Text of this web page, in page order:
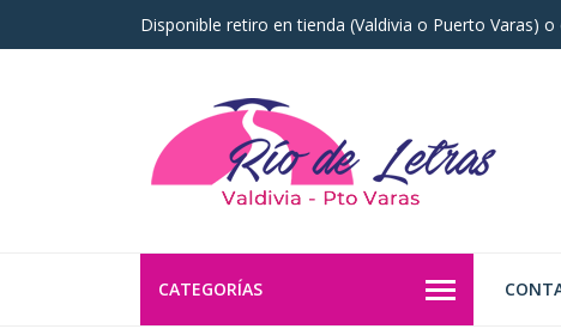
Disponible retiro en tienda (Valdivia o Puerto Varas)
CATEGORÍAS